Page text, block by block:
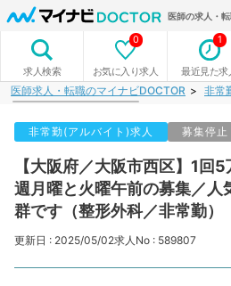
医師の求人・
求人検索 お気に入り求人
0
最近見た求
1
医師求人・転職のマイナビDOCTOR 非常
非常勤(アルバイト)求人 募集停止
【大阪府／大阪市西区】1回
週月曜と火曜午前の募集／人
群です（整形外科／非常勤）
更新日 : 2025/05/02求人No : 589807